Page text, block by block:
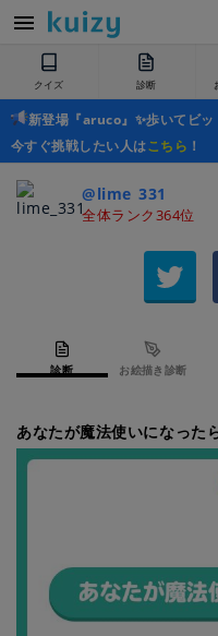
クイズ 診断
新登場『aruco』✨歩いてビッ
今すぐ挑戦したい人はこちら ！
@lime_331
全体ランク364位
診断 お絵描き診断
あなたが魔法使いになった